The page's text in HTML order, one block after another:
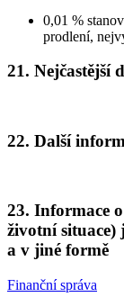
0,01 %
prodlení,
21. Nejčastější
22. Další
23. Informace
životní situace)
a v jiné formě
Finanční správa